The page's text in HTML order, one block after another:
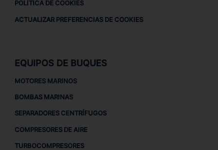
POLÍTICA DE COOKIES
ACTUALIZAR PREFERENCIAS DE COOKIES
EQUIPOS DE BUQUES
MOTORES MARINOS
BOMBAS MARINAS
SEPARADORES CENTRÍFUGOS
COMPRESORES DE AIRE
TURBOCOMPRESORES